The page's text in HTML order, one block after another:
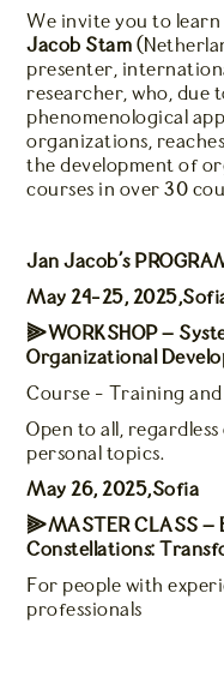
We invite you to
Jacob Stam
presenter,
researcher, who, due
phenomenological
organizations,
the development of
courses in over 30
Jan Jacob's
May 24-25,
⫸WORKSHOP –
Organizational
Course - Training
Open to all,
personal topics.
May 26, 2025,Sofia
⫸MASTER CLASS –
Constellations:
For people with
professionals